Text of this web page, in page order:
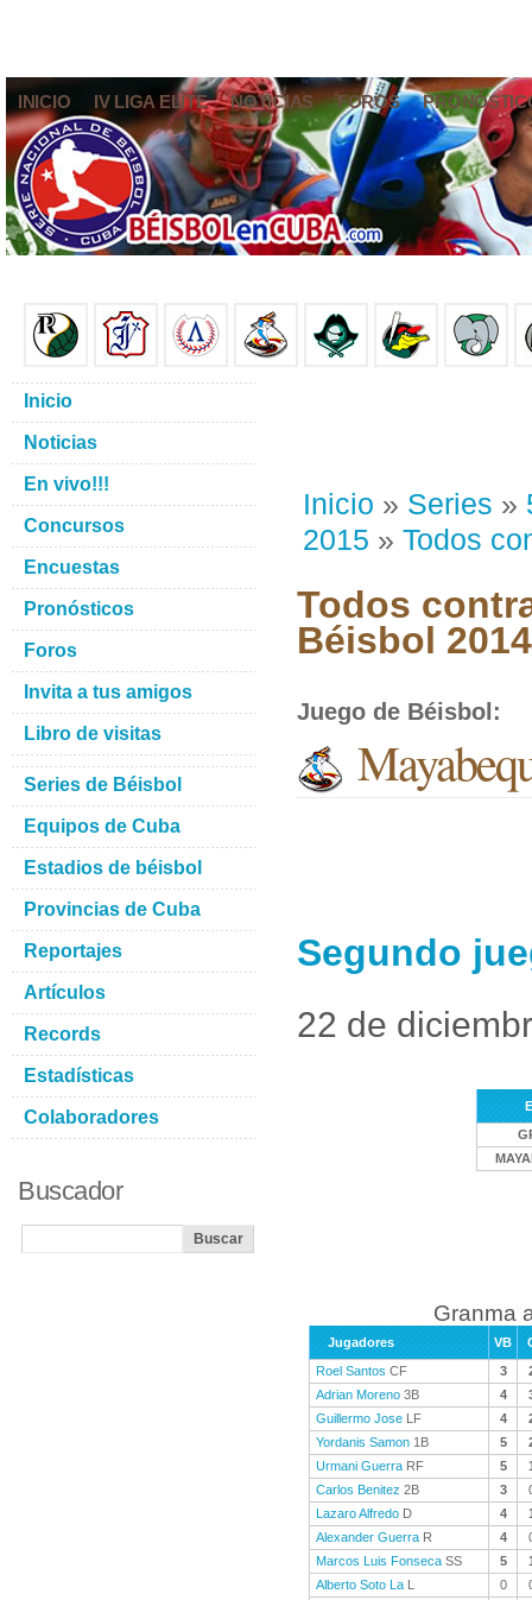
INICIO IV LIGA ELITE NOTICIAS FOROS
Inicio » Series »
2015 » Todos
Todos
Béisbol
Juego de Béisbol :
Segundo
22 de
Granma
Jugadores VB
Roel Santos CF 3
Adrian Moreno 3B 4
Guillermo Jose LF 4
Yordanis Samon 1B 5
Urmani Guerra RF 5
Carlos Benitez 2B 3
Lazaro Alfredo D 4
Alexander Guerra R 4
Marcos Luis Fonseca SS 5
Alberto Soto La L 0
Inicio
Noticias
En vivo!!!
Concursos
Encuestas
Pronósticos
Foros
Invita a tus amigos
Libro de visitas
Series de Béisbol
Equipos de Cuba
Estadios de béisbol
Provincias de Cuba
Reportajes
Artículos
Records
Estadísticas
Colaboradores
Buscador